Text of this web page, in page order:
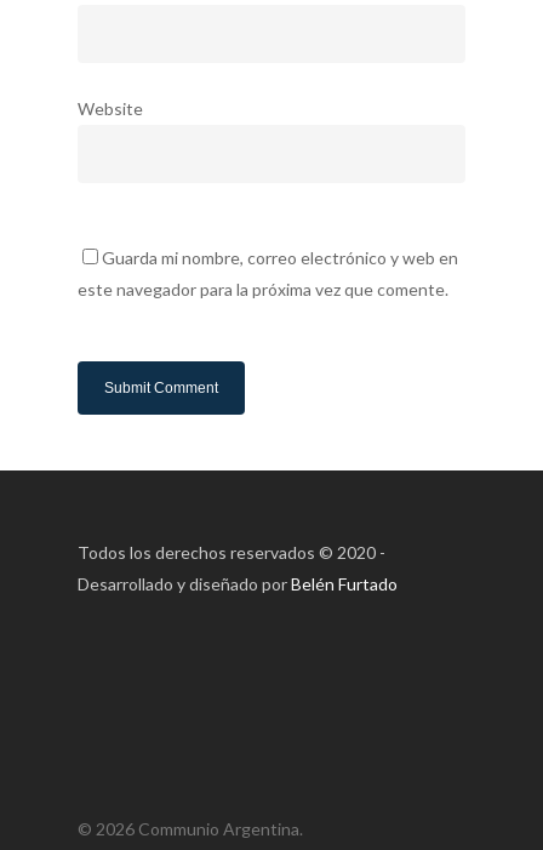
Website
Guarda mi nombre, correo electrónico y web en
este navegador para la próxima vez que comente.
Todos los derechos reservados © 2020 -
Desarrollado y diseñado porBelén Furtado
© 2026 Communio Argentina.